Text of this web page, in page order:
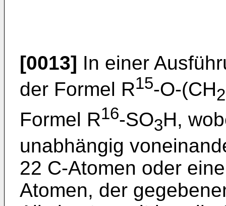
[0013] In einer
der Formel R15-O-(CH2
Formel R16-SO3H,
unabhängig
22 C-Atomen oder
Atomen, der